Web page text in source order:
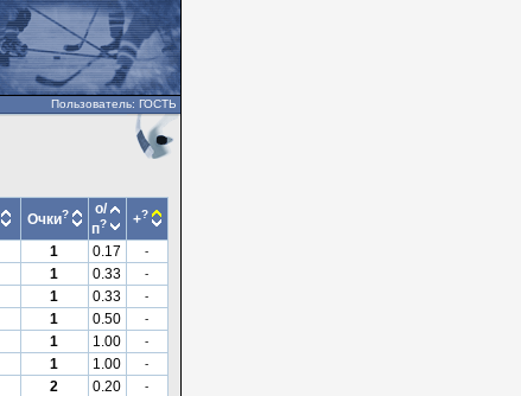
Пользователь: ГОСТЬ
Очки?
о/
п? +?
1 0.17 -
1 0.33 -
1 0.33 -
1 0.50 -
1 1.00 -
1 1.00 -
2 0.20 -